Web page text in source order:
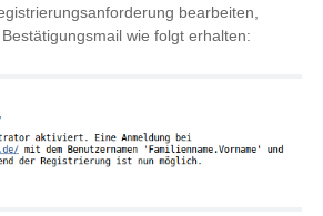
bearbeiten,
wie folgt erhalten: